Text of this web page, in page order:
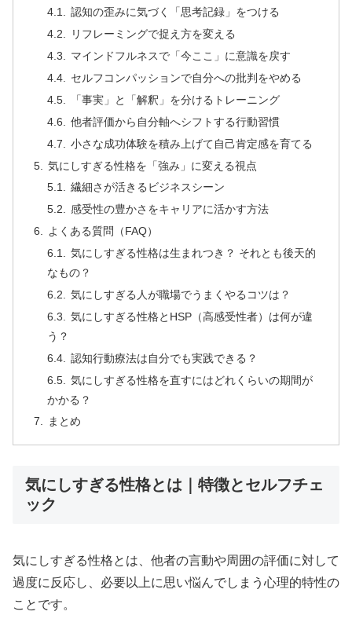
認知の歪みに気づく「思考記録」をつける
リフレーミングで捉え方を変える
マインドフルネスで「今ここ」に意識を戻す
セルフコンパッションで自分への批判をやめる
「事実」と「解釈」を分けるトレーニング
他者評価から自分軸へシフトする行動習慣
小さな成功体験を積み上げて自己肯定感を育てる
気にしすぎる性格を「強み」に変える視点
繊細さが活きるビジネスシーン
感受性の豊かさをキャリアに活かす方法
よくある質問（FAQ）
気にしすぎる性格は生まれつき？ それとも後天的
なもの？
気にしすぎる人が職場でうまくやるコツは？
気にしすぎる性格とHSP（高感受性者）は何が違
う？
認知行動療法は自分でも実践できる？
気にしすぎる性格を直すにはどれくらいの期間が
かかる？
まとめ
気にしすぎる性格とは｜特徴とセルフチェ
ック
気にしすぎる性格とは、他者の言動や周囲の評価に対して
過度に反応し、必要以上に思い悩んでしまう心理的特性の
ことです。